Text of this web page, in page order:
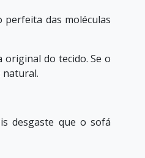
perfeita das moléculas
do tecido. Se o
natural.
desgaste que o sofá